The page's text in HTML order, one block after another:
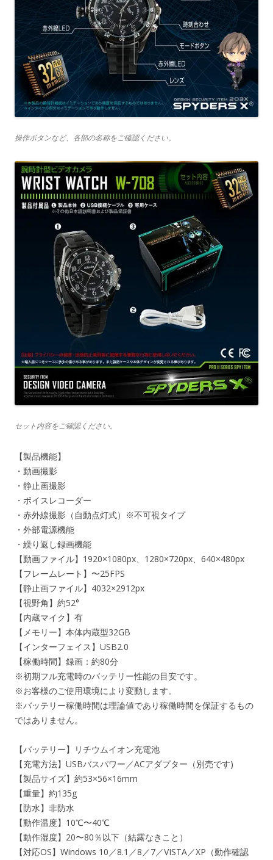
操作ボタンなど、各部の名称をご確認ください。
セット内容をご確認ください。
【製品機能】
・動画撮影
・静止画撮影
・ボイスレコーダー
・赤外線撮影（自動点灯式）※不可視タイプ
・外部電源機能
・繰り返し録画機能
【動画ファイル】1920×1080px、1280×720px、640×480px
【フレームレート】〜25FPS
【静止画ファイル】4032×2912px
【視野角】約52°
【内蔵マイク】有
【メモリー】本体内蔵型32GB
【インターフェイス】USB2.0
【稼働時間】録画：約80分
※初期フル充電時のバッテリー性能の目安です。
※お客様のご使用環境により変動します。
※バッテリー稼働時間は理論値であり稼働時間を保証するもの
ではありません。
【バッテリー】リチウムイオン充電池
【充電方法】USBバスパワー／ACアダプター（別売です)
【製品サイズ】約53×56×16mm
【重量】約135g
【防水】非防水
【動作温度】10℃〜40℃
【動作湿度】20〜80％以下（結露なきこと）
【対応OS】Windows 10／8.1／8／7／VISTA／XP（動作確認